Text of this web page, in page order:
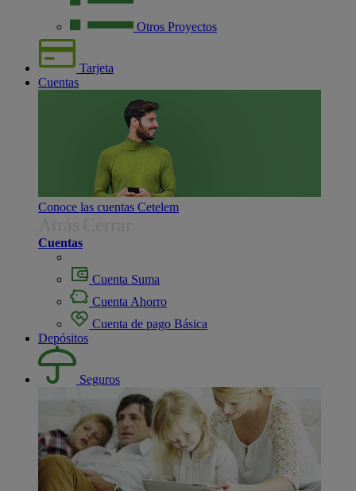
Otros Proyectos
Tarjeta
Cuentas
Conoce las cuentas Cetelem
Cuentas
Cuenta Suma
Cuenta Ahorro
Cuenta de pago Básica
Depósitos
Seguros